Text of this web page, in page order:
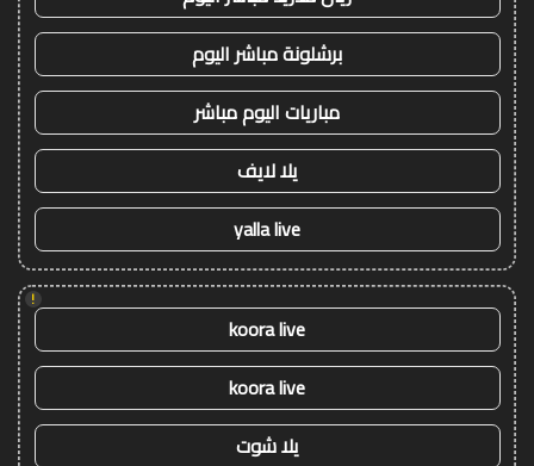
برشلونة مباشر اليوم
مباريات اليوم مباشر
يلا لايف
yalla live
!
koora live
koora live
يلا شوت